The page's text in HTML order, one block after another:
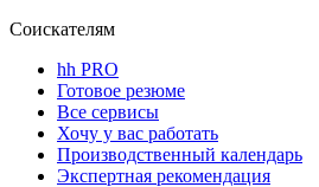
Соискателям
hh PRO
Готовое резюме
Все сервисы
Хочу у вас работать
Производственный календарь
Экспертная рекомендация